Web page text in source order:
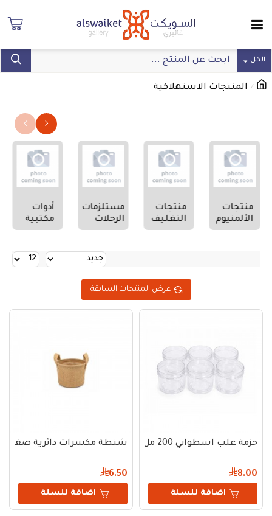
الكل
المنتجات الاستهلاكية
منتجات
الألمنيوم
منتجات
التغليف
مستلزمات
الرحلات
أدوات
مكتبية
عرض المنتجات السابقة
حزمة علب اسطواني 200 مل بغطاء شفاف
8.00
اضافة للسلة
شنطة مكسرات دائرية صغيرة
6.50
اضافة للسلة